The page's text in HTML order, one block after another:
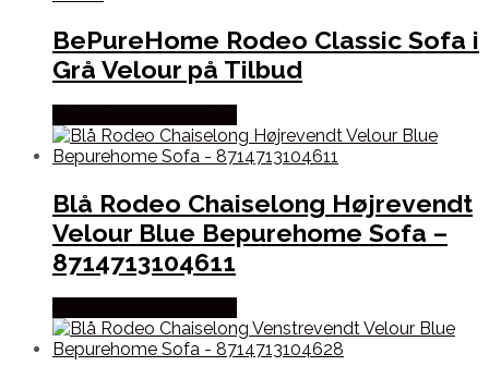
BePureHome Rodeo Classic Sofa i
Grå Velour på Tilbud
Blå Rodeo Chaiselong Højrevendt
Velour Blue Bepurehome Sofa –
8714713104611